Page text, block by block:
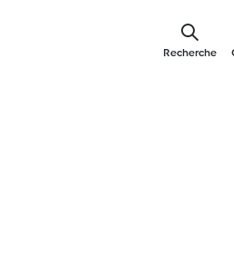
Recherche